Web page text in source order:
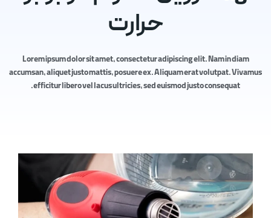
حرارت
Lorem ipsum dolor sit amet, consectetur adipiscing elit. Nam in diam
accumsan, aliquet justo mattis, posuere ex. Aliquam erat volutpat. Vivamus
efficitur libero vel lacus ultricies, sed euismod justo consequat.